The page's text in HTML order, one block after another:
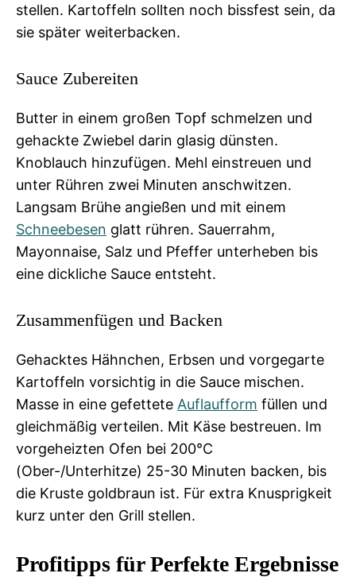
stellen. Kartoffeln sollten noch bissfest sein, da
sie später weiterbacken.
Sauce Zubereiten
Butter in einem großen Topf schmelzen und
gehackte Zwiebel darin glasig dünsten.
Knoblauch hinzufügen. Mehl einstreuen und
unter Rühren zwei Minuten anschwitzen.
Langsam Brühe angießen und mit einem
Schneebesen glatt rühren. Sauerrahm,
Mayonnaise, Salz und Pfeffer unterheben bis
eine dickliche Sauce entsteht.
Zusammenfügen und Backen
Gehacktes Hähnchen, Erbsen und vorgegarte
Kartoffeln vorsichtig in die Sauce mischen.
Masse in eine gefettete Auflaufform füllen und
gleichmäßig verteilen. Mit Käse bestreuen. Im
vorgeheizten Ofen bei 200°C
(Ober-/Unterhitze) 25-30 Minuten backen, bis
die Kruste goldbraun ist. Für extra Knusprigkeit
kurz unter den Grill stellen.
Profitipps für Perfekte Ergebnisse